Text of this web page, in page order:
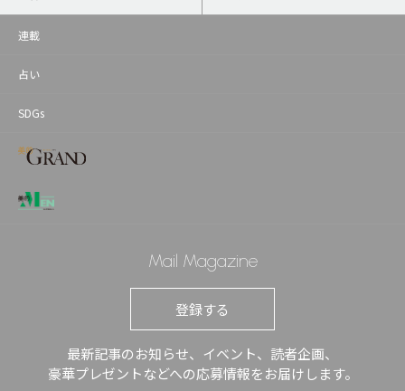
連載
占い
SDGs
Mail Magazine
登録する
最新記事のお知らせ、イベント、読者企画、
豪華プレゼントなどへの応募情報をお届けします。